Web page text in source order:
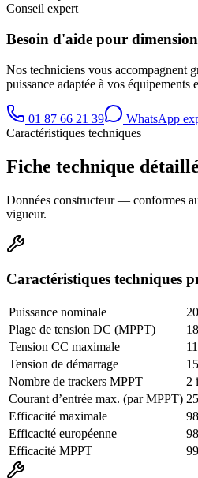
Conseil expert
Besoin d'aide pour
Nos techniciens vous accompagnent
puissance adaptée à vos équipements
01 87 66 21 39 WhatsApp
Caractéristiques techniques
Fiche technique
Données constructeur — conformes
vigueur.
Caractéristiques techniques
Puissance nominale
Plage de tension DC (MPPT)
Tension CC maximale
Tension de démarrage
Nombre de trackers MPPT
2
Courant d’entrée max. (par MPPT)
Efficacité maximale
Efficacité européenne
Efficacité MPPT